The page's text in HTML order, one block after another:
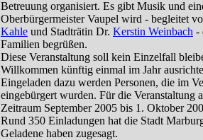
Betreuung organisiert. Es gibt Musik und
Oberbürgermeister Vaupel wird - begleitet
Kahle und Stadträtin Dr. Kerstin Weinbach -
Familien begrüßen.
Diese Veranstaltung soll kein Einzelfall
Willkommen künftig einmal im Jahr
Eingeladen dazu werden Personen, die im
eingebürgert wurden. Für die Veranstaltung
Zeitraum September 2005 bis 1. Oktober
Rund 350 Einladungen hat die Stadt
Geladene haben zugesagt.